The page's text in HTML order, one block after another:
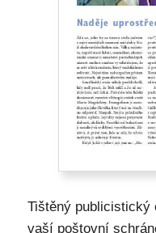
Tištěný publicistický
vaší poštovní